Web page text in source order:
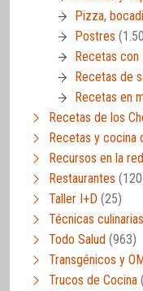
Pizza,
Postres
Recetas con
Recetas de
Recetas en
Recetas de los
Recetas y cocina
Recursos en la red
Restaurantes
Taller I+D (25)
Técnicas culinarias
Todo Salud (963)
Transgénicos y
Trucos de Cocina